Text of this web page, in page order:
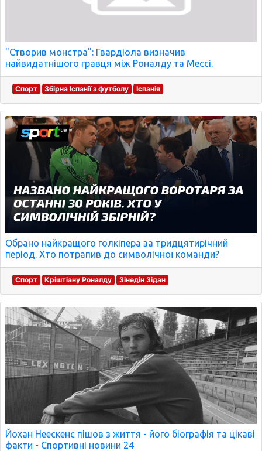
"Створив монстра": Гвардіола визначив
найвидатнішого гравця між Роналду та Мессі.
Спорт Збірна Іспанії з футболу Іспанія
Обрано найкращого голкіпера за тридцятирічний
період. Хто потрапив до символічної команди?
Спорт Кріштіану Роналду Зінедін Зідан
Йохан Неескенс пішов з життя - його біографія та цікаві
факти - Спортивні новини 24